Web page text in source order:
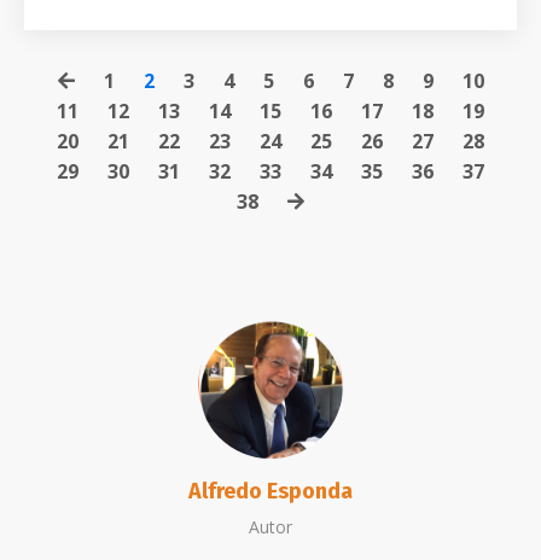
1 2 3 4 5 6 7 8 9
10
11
12 13 14 15 16 17 18
19
20
21 22 23 24 25 26 27
28
29
30 31 32 33 34 35 36
37
38
Alfredo Esponda
Autor